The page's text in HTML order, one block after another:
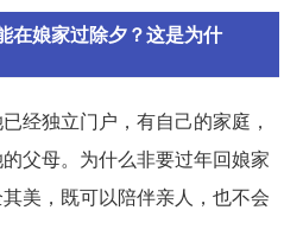
在娘家过除夕？这是为什
经独立门户，有自己的家庭，
父母。为什么非要过年回娘家
美，既可以陪伴亲人，也不会